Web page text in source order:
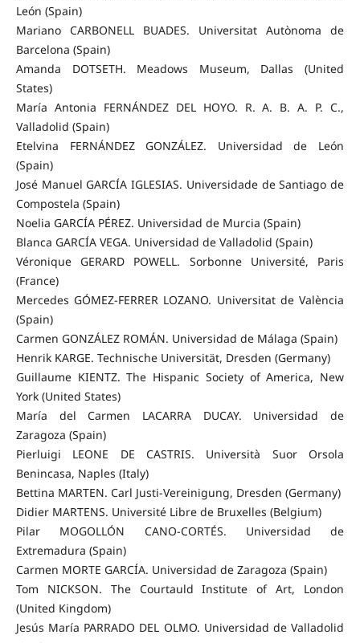
León (Spain)
Mariano CARBONELL BUADES. Universitat Autònoma de
Barcelona (Spain)
Amanda DOTSETH. Meadows Museum, Dallas (United
States)
María Antonia FERNÁNDEZ DEL HOYO. R. A. B. A. P. C.,
Valladolid (Spain)
Etelvina FERNÁNDEZ GONZÁLEZ. Universidad de León
(Spain)
José Manuel GARCÍA IGLESIAS. Universidade de Santiago de
Compostela (Spain)
Noelia GARCÍA PÉREZ. Universidad de Murcia (Spain)
Blanca GARCÍA VEGA. Universidad de Valladolid (Spain)
Véronique GERARD POWELL. Sorbonne Université, Paris
(France)
Mercedes GÓMEZ-FERRER LOZANO. Universitat de València
(Spain)
Carmen GONZÁLEZ ROMÁN. Universidad de Málaga (Spain)
Henrik KARGE. Technische Universität, Dresden (Germany)
Guillaume KIENTZ. The Hispanic Society of America, New
York (United States)
María del Carmen LACARRA DUCAY. Universidad de
Zaragoza (Spain)
Pierluigi LEONE DE CASTRIS. Università Suor Orsola
Benincasa, Naples (Italy)
Bettina MARTEN. Carl Justi-Vereinigung, Dresden (Germany)
Didier MARTENS. Université Libre de Bruxelles (Belgium)
Pilar MOGOLLÓN CANO-CORTÉS. Universidad de
Extremadura (Spain)
Carmen MORTE GARCÍA. Universidad de Zaragoza (Spain)
Tom NICKSON. The Courtauld Institute of Art, London
(United Kingdom)
Jesús María PARRADO DEL OLMO. Universidad de Valladolid